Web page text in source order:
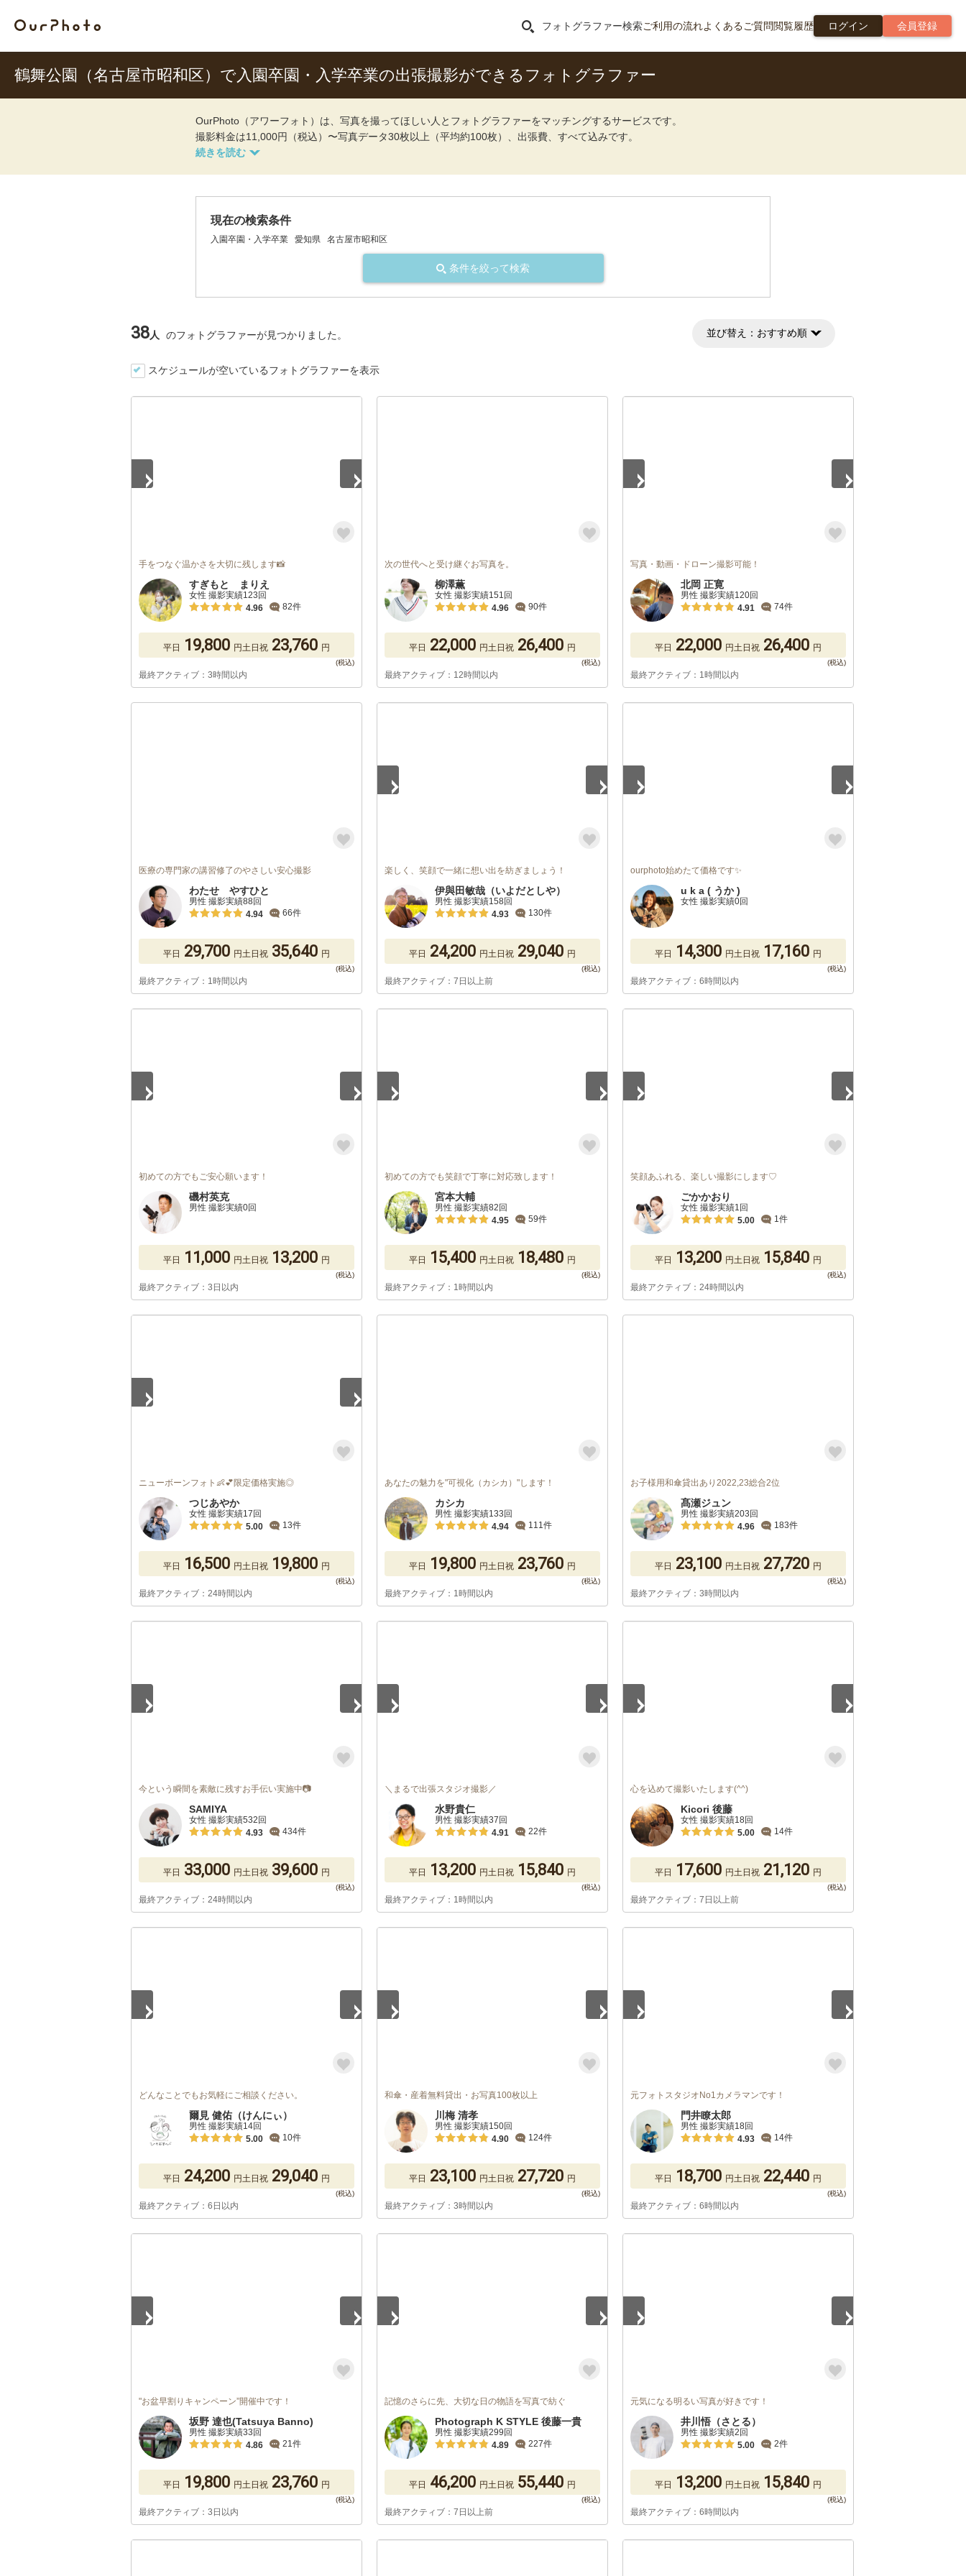
フォトグラファー検索ご利用の流れよくあるご質問閲覧履歴 ログイン 会員登録
鶴舞公園（名古屋市昭和区）で入園卒園・入学卒業の出張撮影ができるフォトグラファー
OurPhoto（アワーフォト）は、写真を撮ってほしい人とフォトグラファーをマッチングするサービスです。
撮影料金は11,000円（税込）〜写真データ30枚以上（平均約100枚）、出張費、すべて込みです。
現在の検索条件
入園卒園・入学卒業 愛知県 名古屋市昭和区
条件を絞って検索
38人 のフォトグラファーが見つかりました。 並び替え： おすすめ順
スケジュールが空いているフォトグラファーを表示
手をつなぐ温かさを大切に残します📸
すぎもと まりえ
女性 撮影実績123回
4.96
82件
平日 19,800 円土日祝 23,760 円
最終アクティブ：3時間以内
次の世代へと受け継ぐお写真を。
柳澤薫
女性 撮影実績151回
4.96
90件
平日 22,000 円土日祝 26,400 円
最終アクティブ：12時間以内
写真・動画・ドローン撮影可能！
北岡 正寛
男性 撮影実績120回
4.91
74件
平日 22,000 円土日祝 26,400 円
最終アクティブ：1時間以内
医療の専門家の講習修了のやさしい安心撮影
わたせ やすひと
男性 撮影実績88回
4.94
66件
平日 29,700 円土日祝 35,640 円
最終アクティブ：1時間以内
楽しく、笑顔で一緒に想い出を紡ぎましょう！
伊與田敏哉（いよだとしや）
男性 撮影実績158回
4.93
130件
平日 24,200 円土日祝 29,040 円
最終アクティブ：7日以上前
ourphoto始めたて価格です✨
u k a ( うか )
女性 撮影実績0回
平日 14,300 円土日祝 17,160 円
最終アクティブ：6時間以内
初めての方でもご安心願います！
磯村英克
男性 撮影実績0回
平日 11,000 円土日祝 13,200 円
最終アクティブ：3日以内
初めての方でも笑顔で丁寧に対応致します！
宮本大輔
男性 撮影実績82回
4.95
59件
平日 15,400 円土日祝 18,480 円
最終アクティブ：1時間以内
笑顔あふれる、楽しい撮影にします♡
ごかかおり
女性 撮影実績1回
5.00
1件
平日 13,200 円土日祝 15,840 円
最終アクティブ：24時間以内
ニューボーンフォト👶💕限定価格実施◎
つじあやか
女性 撮影実績17回
5.00
13件
平日 16,500 円土日祝 19,800 円
最終アクティブ：24時間以内
あなたの魅力を"可視化（カシカ）"します！
カシカ
男性 撮影実績133回
4.94
111件
平日 19,800 円土日祝 23,760 円
最終アクティブ：1時間以内
お子様用和傘貸出あり2022,23総合2位
髙瀬ジュン
男性 撮影実績203回
4.96
183件
平日 23,100 円土日祝 27,720 円
最終アクティブ：3時間以内
今という瞬間を素敵に残すお手伝い実施中📷
SAMIYA
女性 撮影実績532回
4.93
434件
平日 33,000 円土日祝 39,600 円
最終アクティブ：24時間以内
＼まるで出張スタジオ撮影／
水野貴仁
男性 撮影実績37回
4.91
22件
平日 13,200 円土日祝 15,840 円
最終アクティブ：1時間以内
心を込めて撮影いたします(^^)
Kicori 後藤
女性 撮影実績18回
5.00
14件
平日 17,600 円土日祝 21,120 円
最終アクティブ：7日以上前
どんなことでもお気軽にご相談ください。
爾見 健佑（けんにぃ）
男性 撮影実績14回
5.00
10件
平日 24,200 円土日祝 29,040 円
最終アクティブ：6日以内
和傘・産着無料貸出・お写真100枚以上
川梅 清孝
男性 撮影実績150回
4.90
124件
平日 23,100 円土日祝 27,720 円
最終アクティブ：3時間以内
元フォトスタジオNo1カメラマンです！
門井瞭太郎
男性 撮影実績18回
4.93
14件
平日 18,700 円土日祝 22,440 円
最終アクティブ：6時間以内
"お盆早割りキャンペーン”開催中です！
坂野 達也(Tatsuya Banno)
男性 撮影実績33回
4.86
21件
平日 19,800 円土日祝 23,760 円
最終アクティブ：3日以内
記憶のさらに先、大切な日の物語を写真で紡ぐ
Photograph K STYLE 後藤一貴
男性 撮影実績299回
4.89
227件
平日 46,200 円土日祝 55,440 円
最終アクティブ：7日以上前
元気になる明るい写真が好きです！
井川悟（さとる）
男性 撮影実績2回
5.00
2件
平日 13,200 円土日祝 15,840 円
最終アクティブ：6時間以内